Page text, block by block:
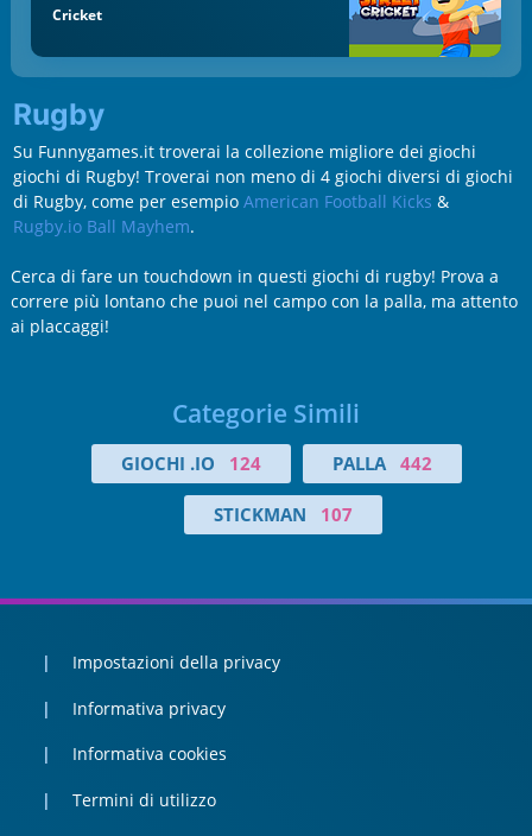
Cricket
Rugby
Su Funnygames.it troverai la collezione migliore dei giochi
giochi di Rugby! Troverai non meno di 4 giochi diversi di giochi
di Rugby, come per esempio American Football Kicks &
Rugby.io Ball Mayhem.
Cerca di fare un touchdown in questi giochi di rugby! Prova a
correre più lontano che puoi nel campo con la palla, ma attento
ai placcaggi!
Categorie Simili
GIOCHI .IO 124 PALLA 442
STICKMAN 107
Impostazioni della privacy
Informativa privacy
Informativa cookies
Termini di utilizzo